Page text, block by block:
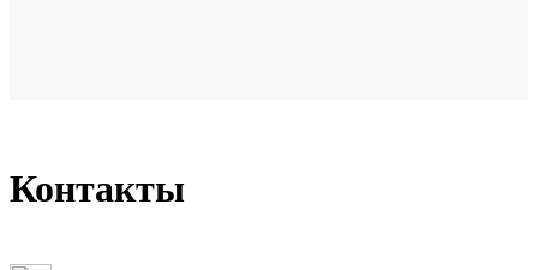
Контакты